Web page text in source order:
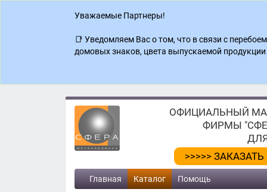
Уважаемые Партнеры!
📑 Уведомляем Вас о том, что в связи с
домовых знаков, цвета выпускаемой
ОФИЦИАЛЬНЫЙ
ФИРМЫ
>>>>>
Главная Каталог Помощь